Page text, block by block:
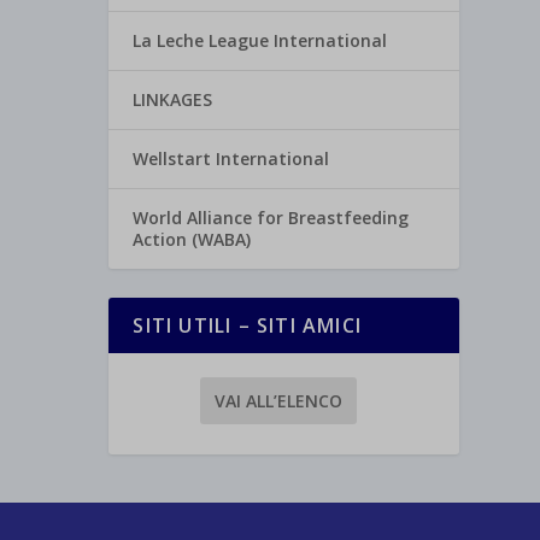
La Leche League International
LINKAGES
Wellstart International
World Alliance for Breastfeeding
Action (WABA)
SITI UTILI – SITI AMICI
VAI ALL’ELENCO